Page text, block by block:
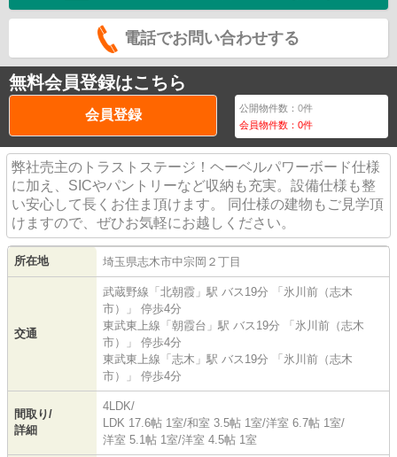
電話でお問い合わせする
無料会員登録はこちら
会員登録 公開物件数：0件
会員物件数：0件
弊社売主のトラストステージ！ヘーベルパワーボード仕様
に加え、SICやパントリーなど収納も充実。設備仕様も整
い安心して長くお住ま頂けます。 同仕様の建物もご見学頂
けますので、ぜひお気軽にお越しください。
所在地 埼玉県志木市中宗岡 ２丁目
交通
武蔵野線 「 北朝霞 」駅 バス19分 「氷川前（志木
市）」 停歩4分
東武東上線 「 朝霞台 」駅 バス19分 「氷川前（志木
市）」 停歩4分
東武東上線 「 志木 」駅 バス19分 「氷川前（志木
市）」 停歩4分
間取り/
詳細
4LDK/
LDK 17.6帖 1室/和室 3.5帖 1室/洋室 6.7帖 1室/
洋室 5.1帖 1室/洋室 4.5帖 1室